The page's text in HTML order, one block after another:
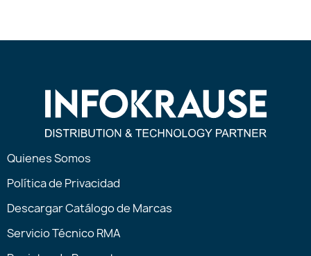
Quienes Somos
Política de Privacidad
Descargar Catálogo de Marcas
Servicio Técnico RMA